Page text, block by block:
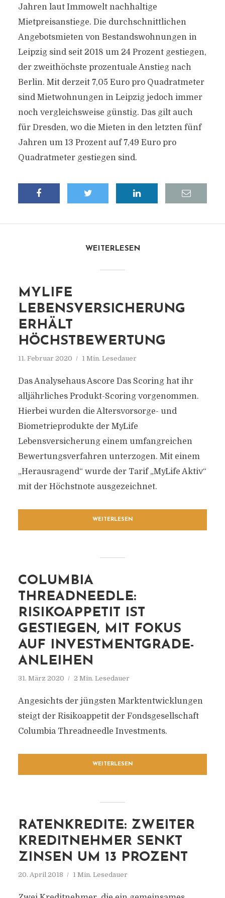
Jahren laut Immowelt nachhaltige
Mietpreisanstiege. Die durchschnittlichen
Angebotsmieten von Bestandswohnungen in
Leipzig sind seit 2018 um 24 Prozent gestiegen,
der zweithöchste prozentuale Anstieg nach
Berlin. Mit derzeit 7,05 Euro pro Quadratmeter
sind Mietwohnungen in Leipzig jedoch immer
noch vergleichsweise günstig. Das gilt auch
für Dresden, wo die Mieten in den letzten fünf
Jahren um 13 Prozent auf 7,49 Euro pro
Quadratmeter gestiegen sind.
WEITERLESEN
MYLIFE
LEBENSVERSICHERUNG
ERHÄLT
HÖCHSTBEWERTUNG
11. Februar 2020 1 Min. Lesedauer
Das Analysehaus Ascore Das Scoring hat ihr
alljährliches Produkt-Scoring vorgenommen.
Hierbei wurden die Altersvorsorge- und
Biometrieprodukte der MyLife
Lebensversicherung einem umfangreichen
Bewertungsverfahren unterzogen. Mit einem
„Herausragend“ wurde der Tarif „MyLife Aktiv“
mit der Höchstnote ausgezeichnet.
WEITERLESEN
COLUMBIA
THREADNEEDLE:
RISIKOAPPETIT IST
GESTIEGEN, MIT FOKUS
AUF INVESTMENTGRADE-
ANLEIHEN
31. März 2020 2 Min. Lesedauer
Angesichts der jüngsten Marktentwicklungen
steigt der Risikoappetit der Fondsgesellschaft
Columbia Threadneedle Investments.
WEITERLESEN
RATENKREDITE: ZWEITER
KREDITNEHMER SENKT
ZINSEN UM 13 PROZENT
20. April 2018 1 Min. Lesedauer